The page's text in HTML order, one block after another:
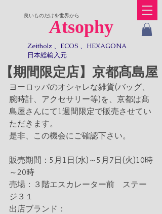
Atsophy
​良いものだけを世界から
Zeitholz 、ECOS 、HEXAGONA
日本総輸入元​​
【期間限定店】京都髙島屋
ヨーロッパのオシャレな雑貨(バッグ、
腕時計、アクセサリー等)を、京都は髙
島屋さんにて1週間限定で販売させてい
ただきます。
是非、この機会にご確認下さい。
販売期間：5月1日(水)～5月7日(火)10時
～20時
売場：３階エスカレーター前　ステー
ジ３１
出店ブランド：